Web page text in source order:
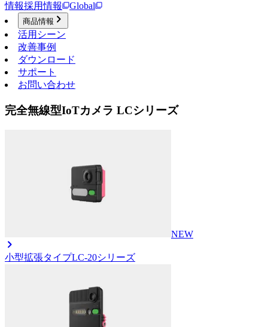
情報採用情報 Global
商品情報
活用シーン
改善事例
ダウンロード
サポート
お問い合わせ
完全無線型IoTカメラ LCシリーズ
NEW
小型拡張タイプLC-20シリーズ